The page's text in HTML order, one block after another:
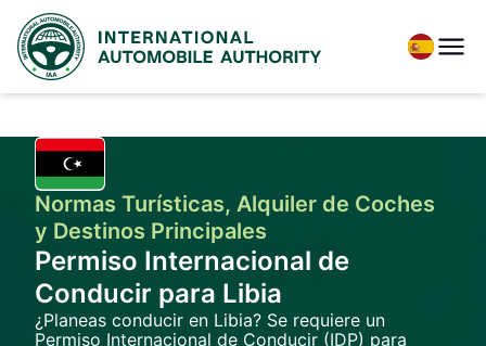
Normas Turísticas, Alquiler de Coches
y Destinos Principales
Permiso Internacional de
Conducir para Libia
¿Planeas conducir en Libia? Se requiere un
Permiso Internacional de Conducir (IDP) para